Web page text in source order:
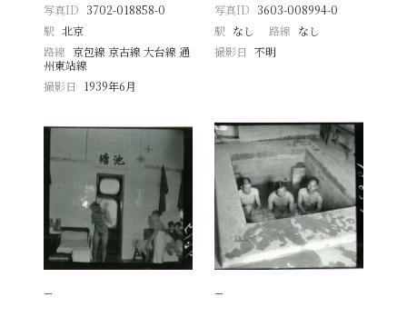
写真ID 3702-018858-0
駅 北京
路線 京包線 京古線 大台線 通
州東站線
撮影日
1939年6月
写真ID 3603-008994-0
駅 なし 路線 なし
撮影日 不明
− −